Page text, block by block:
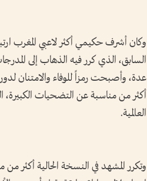
وكان أشرف حكيمي أكثر لاعبي المغرب
السابق، الذي كرر فيه الذهاب إلى
عدة، وأصبحت رمزاً للوفاء والامتنان
أكثر من مناسبة عن التضحيات الكبيرة،
العالمية.
وتكرر المشهد في النسخة الحالية أكثر